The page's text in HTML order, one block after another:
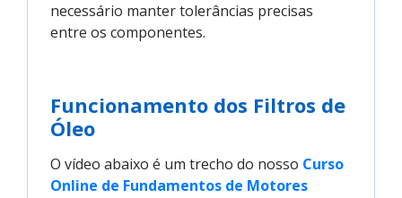
necessário manter tolerâncias precisas
entre os componentes.
Funcionamento dos Filtros de
Óleo
O vídeo abaixo é um trecho do nosso Curso
Online de Fundamentos de Motores